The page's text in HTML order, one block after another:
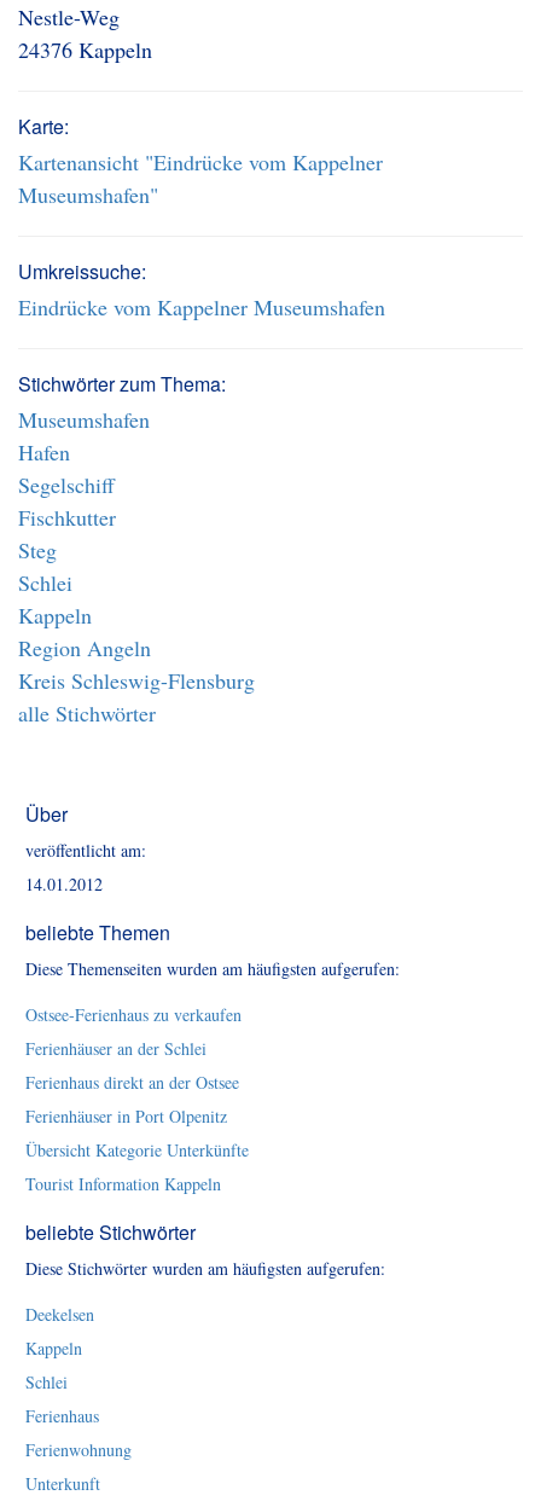
Nestle-Weg
24376 Kappeln
Karte:
Kartenansicht "Eindrücke vom Kappelner
Museumshafen"
Umkreissuche:
Eindrücke vom Kappelner Museumshafen
Stichwörter zum Thema:
Museumshafen
Hafen
Segelschiff
Fischkutter
Steg
Schlei
Kappeln
Region Angeln
Kreis Schleswig-Flensburg
alle Stichwörter
Über
veröffentlicht am:
14.01.2012
beliebte Themen
Diese Themenseiten wurden am häufigsten aufgerufen:
Ostsee-Ferienhaus zu verkaufen
Ferienhäuser an der Schlei
Ferienhaus direkt an der Ostsee
Ferienhäuser in Port Olpenitz
Übersicht Kategorie Unterkünfte
Tourist Information Kappeln
beliebte Stichwörter
Diese Stichwörter wurden am häufigsten aufgerufen:
Deekelsen
Kappeln
Schlei
Ferienhaus
Ferienwohnung
Unterkunft